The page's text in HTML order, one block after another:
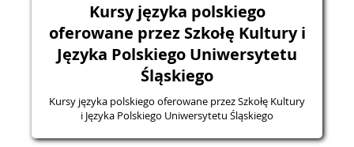
Kursy języka polskiego
oferowane przez Szkołę Kultury i
Języka Polskiego Uniwersytetu
Śląskiego
Kursy języka polskiego oferowane przez Szkołę Kultury
i Języka Polskiego Uniwersytetu Śląskiego